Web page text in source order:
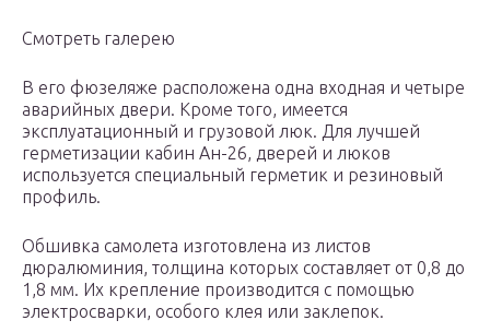
Смотреть галерею
В его фюзеляже расположена одна входная и четыре
аварийных двери. Кроме того, имеется
эксплуатационный и грузовой люк. Для лучшей
герметизации кабин Ан-26, дверей и люков
используется специальный герметик и резиновый
профиль.
Обшивка самолета изготовлена из листов
дюралюминия, толщина которых составляет от 0,8 до
1,8 мм. Их крепление производится с помощью
электросварки, особого клея или заклепок.